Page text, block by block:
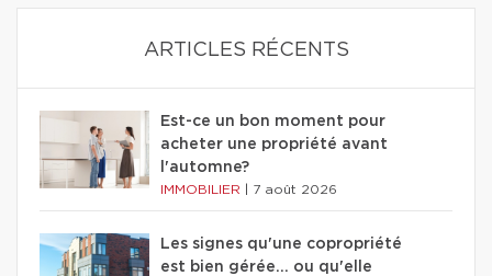
ARTICLES RÉCENTS
Est-ce un bon moment pour
acheter une propriété avant
l'automne?
IMMOBILIER 7 août 2026
Les signes qu'une copropriété
est bien gérée… ou qu'elle